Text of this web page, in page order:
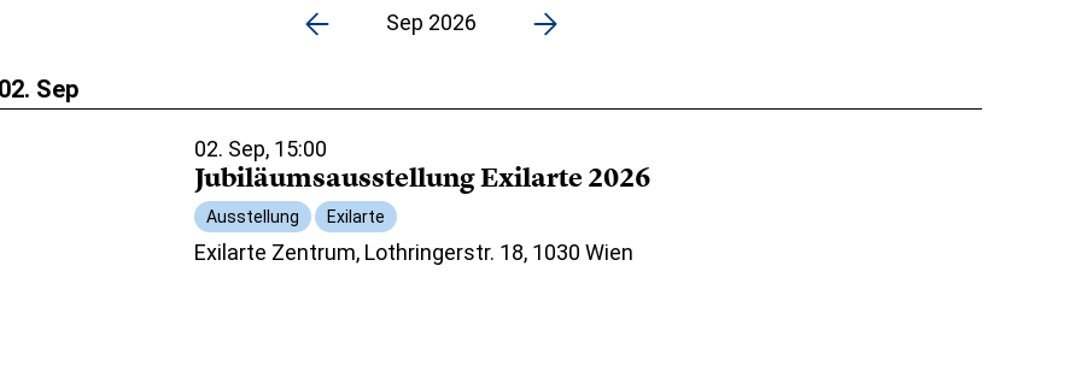
Sep 2026
Sep
02. Sep, 15:00
Jubiläumsausstellung Exilarte 2026
Ausstellung Exilarte
Exilarte Zentrum, Lothringerstr. 18, 1030 Wien